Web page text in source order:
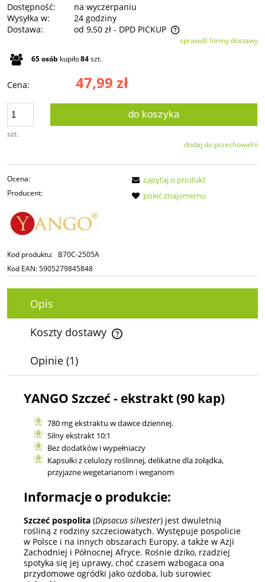
Dostępność:
na wyczerpaniu
Wysyłka w:
24 godziny
Dostawa:
od 9,50 zł - DPD PICKUP
Cena nie zawiera ewentualnych kosztów płatnościsprawdź formy dostawy
65osób kupiło84szt.
Cena: 47,99 zł
szt.
do koszyka
dodaj do przechowalni
Ocena:
Producent:
Kod produktu: B70C-2505A
Kod EAN:5905279845848
zapytaj o produkt
poleć znajomemu
Opis
Koszty dostawy
Cena nie zawiera ewentualnych kosztów płatności
Opinie (1)
YANGO Szczeć - ekstrakt (90 kap)
780 mg ekstraktu w dawce dziennej.
Silny ekstrakt 10:1
Bez dodatków i wypełniaczy
Kapsułki z celulozy roślinnej, delikatne dla żołądka,
przyjazne wegetarianom i weganom
Informacje o produkcie:
Szczeć pospolita (Dipsacus silvester) jest dwuletnią
rośliną z rodziny szczeciowatych. Występuje pospolicie
w Polsce i na innych obszarach Europy, a także w Azji
Zachodniej i Północnej Afryce. Rośnie dziko, rzadziej
spotyka się jej uprawy, choć czasem wzbogaca ona
przydomowe ogródki jako ozdoba, lub surowiec